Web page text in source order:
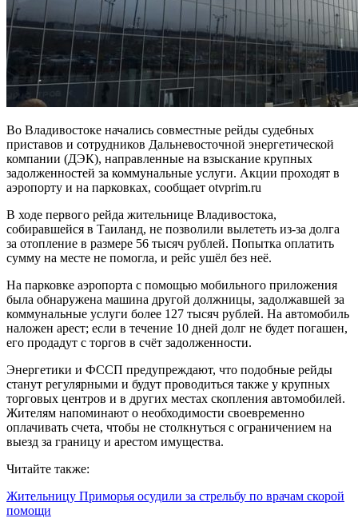
Во Владивостоке начались совместные рейды судебных
приставов и сотрудников Дальневосточной энергетической
компании (ДЭК), направленные на взыскание крупных
задолженностей за коммунальные услуги. Акции проходят в
аэропорту и на парковках, сообщает otvprim.ru
В ходе первого рейда жительнице Владивостока,
собиравшейся в Таиланд, не позволили вылететь из-за долга
за отопление в размере 56 тысяч рублей. Попытка оплатить
сумму на месте не помогла, и рейс ушёл без неё.
На парковке аэропорта с помощью мобильного приложения
была обнаружена машина другой должницы, задолжавшей за
коммунальные услуги более 127 тысяч рублей. На автомобиль
наложен арест; если в течение 10 дней долг не будет погашен,
его продадут с торгов в счёт задолженности.
Энергетики и ФССП предупреждают, что подобные рейды
станут регулярными и будут проводиться также у крупных
торговых центров и в других местах скопления автомобилей.
Жителям напоминают о необходимости своевременно
оплачивать счета, чтобы не столкнуться с ограничением на
выезд за границу и арестом имущества.
Читайте также:
Жительницу Приморья осудили за стрельбу по врачам скорой
помощи